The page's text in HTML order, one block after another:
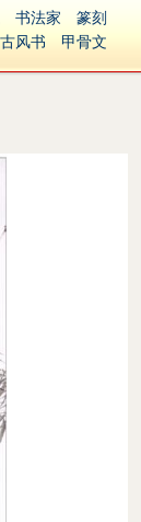
书法家
篆刻
古风书
甲骨文
签名